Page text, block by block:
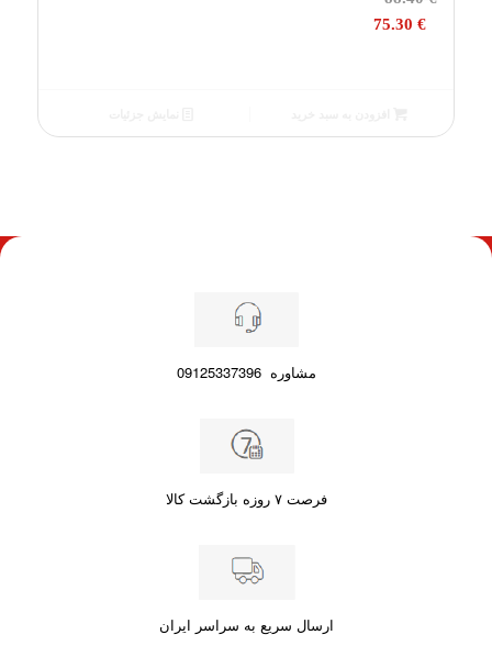
اصلی75.30€
75.30 €
مشاوره09125337396
فرصت ۷ روزه بازگشت کالا
ارسال سریع به سراسر ایران